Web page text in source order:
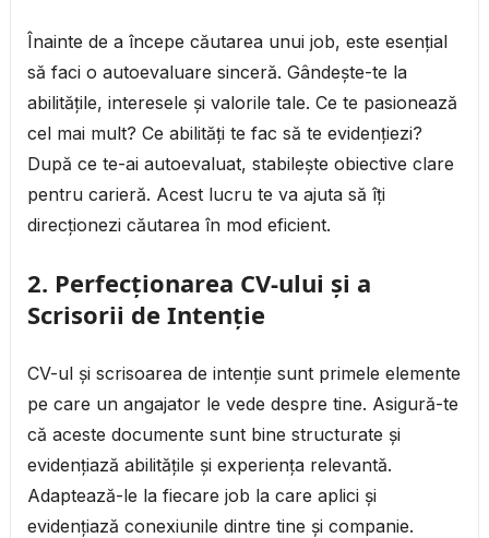
Înainte de a începe căutarea unui job, este esențial
să faci o autoevaluare sinceră. Gândește-te la
abilitățile, interesele și valorile tale. Ce te pasionează
cel mai mult? Ce abilități te fac să te evidențiezi?
După ce te-ai autoevaluat, stabilește obiective clare
pentru carieră. Acest lucru te va ajuta să îți
direcționezi căutarea în mod eficient.
2. Perfecționarea CV-ului și a
Scrisorii de Intenție
CV-ul și scrisoarea de intenție sunt primele elemente
pe care un angajator le vede despre tine. Asigură-te
că aceste documente sunt bine structurate și
evidențiază abilitățile și experiența relevantă.
Adaptează-le la fiecare job la care aplici și
evidențiază conexiunile dintre tine și companie.